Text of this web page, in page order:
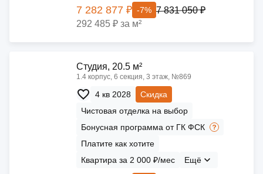
7 282 877 ₽ -7% 7 831 050 ₽
292 485 ₽ за м²
Cтудия, 20.5 м²
1.4 корпус, 6 секция, 3 этаж, №869
4 кв 2028
Скидка
Чистовая отделка на выбор
Бонусная программа от ГК ФСК
Платите как хотите
Квартира за 2 000 ₽/мес
Ещё